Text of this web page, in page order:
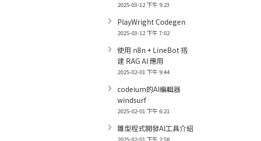
2025-03-12 下午 9:23
PlayWright Codegen
2025-03-12 下午 7:02
使用 n8n + LineBot 搭
建 RAG AI 應用
2025-02-01 下午 9:44
codeium的AI編輯器
windsurf
2025-02-01 下午 6:21
雛型程式開發AI工具介紹
2025-02-01 下午 2:58